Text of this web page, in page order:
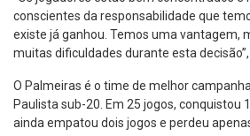
conscientes da responsabilidade que
existe já ganhou. Temos uma vantagem,
muitas dificuldades durante esta
O Palmeiras é o time de melhor
Paulista sub-20. Em 25 jogos, conquistou
ainda empatou dois jogos e perdeu